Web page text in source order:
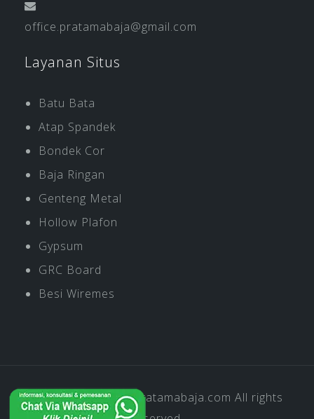
office.pratamabaja@gmail.com
Layanan Situs
Batu Bata
Atap Spandek
Bondek Cor
Baja Ringan
Genteng Metal
Hollow Plafon
Gypsum
GRC Board
Besi Wiremes
Copyright © 2019Pratamabaja.com All rights